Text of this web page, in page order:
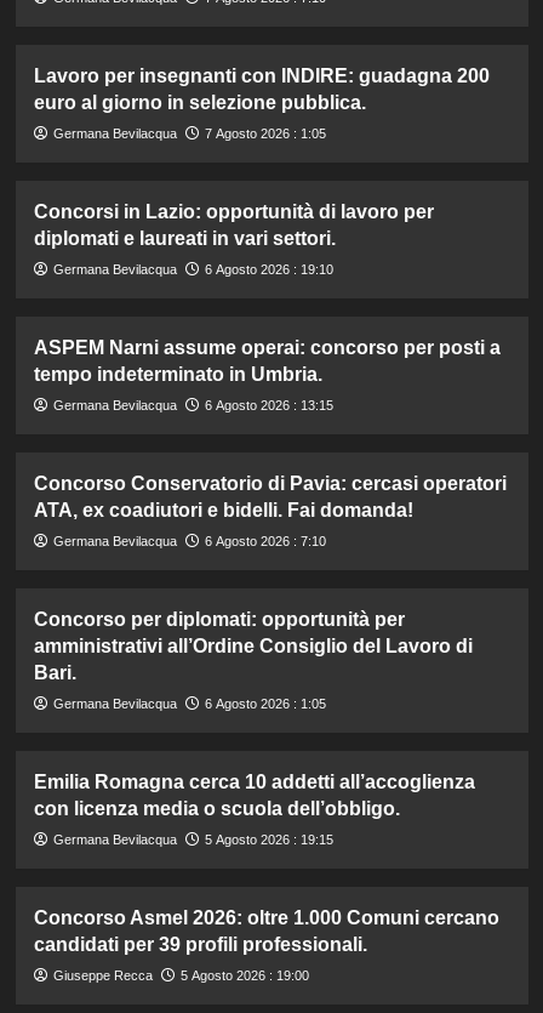
Lavoro per insegnanti con INDIRE: guadagna 200
euro al giorno in selezione pubblica.
Germana Bevilacqua 7 Agosto 2026 : 1:05
Concorsi in Lazio: opportunità di lavoro per
diplomati e laureati in vari settori.
Germana Bevilacqua 6 Agosto 2026 : 19:10
ASPEM Narni assume operai: concorso per posti a
tempo indeterminato in Umbria.
Germana Bevilacqua 6 Agosto 2026 : 13:15
Concorso Conservatorio di Pavia: cercasi operatori
ATA, ex coadiutori e bidelli. Fai domanda!
Germana Bevilacqua 6 Agosto 2026 : 7:10
Concorso per diplomati: opportunità per
amministrativi all’Ordine Consiglio del Lavoro di
Bari.
Germana Bevilacqua 6 Agosto 2026 : 1:05
Emilia Romagna cerca 10 addetti all’accoglienza
con licenza media o scuola dell’obbligo.
Germana Bevilacqua 5 Agosto 2026 : 19:15
Concorso Asmel 2026: oltre 1.000 Comuni cercano
candidati per 39 profili professionali.
Giuseppe Recca 5 Agosto 2026 : 19:00